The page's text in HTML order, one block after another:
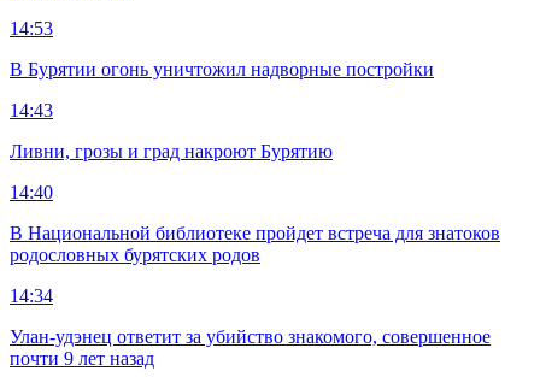
14:53
В Бурятии огонь уничтожил надворные постройки
14:43
Ливни, грозы и град накроют Бурятию
14:40
В Национальной библиотеке пройдет встреча для знатоков
родословных бурятских родов
14:34
Улан-удэнец ответит за убийство знакомого, совершенное
почти 9 лет назад